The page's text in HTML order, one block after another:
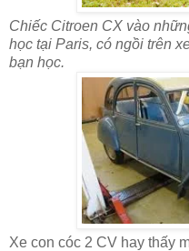
Chiếc Citroen CX vào
học tại Paris, có ngồi trên
bạn học.
Xe con cóc 2 CV hay thấy